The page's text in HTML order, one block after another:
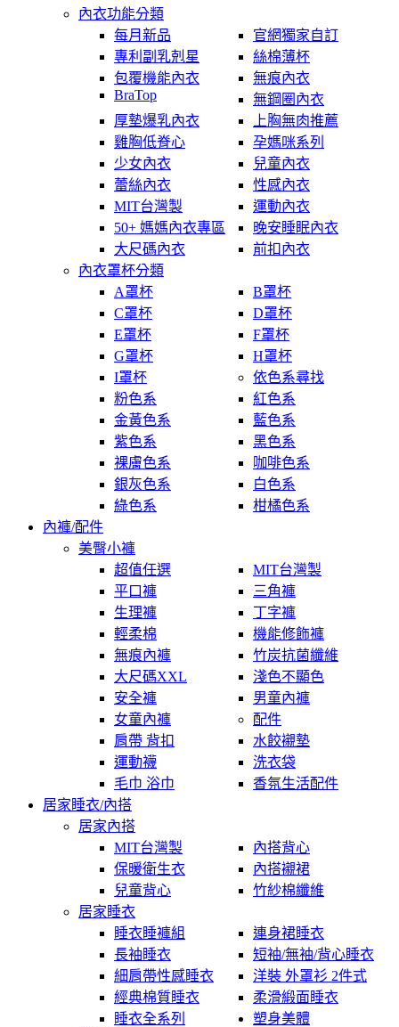
內衣功能分類
每月新品
官網獨家自訂
專利副乳剋星
絲棉薄杯
包覆機能內衣
無痕內衣
BraTop
無鋼圈內衣
厚墊爆乳內衣
上胸無肉推薦
雞胸低脊心
孕媽咪系列
少女內衣
兒童內衣
蕾絲內衣
性感內衣
MIT台灣製
運動內衣
50+ 媽媽內衣專區
晚安睡眠內衣
大尺碼內衣
前扣內衣
內衣罩杯分類
A罩杯
B罩杯
C罩杯
D罩杯
E罩杯
F罩杯
G罩杯
H罩杯
I罩杯
依色系尋找
粉色系
紅色系
金黃色系
藍色系
紫色系
黑色系
裸膚色系
咖啡色系
銀灰色系
白色系
綠色系
柑橘色系
內褲/配件
美臀小褲
超值任選
MIT台灣製
平口褲
三角褲
生理褲
丁字褲
輕柔棉
機能修飾褲
無痕內褲
竹炭抗菌纖維
大尺碼XXL
淺色不顯色
安全褲
男童內褲
女童內褲
配件
肩帶 背扣
水餃襯墊
運動襪
洗衣袋
毛巾 浴巾
香氛生活配件
居家睡衣/內搭
居家內搭
MIT台灣製
內搭背心
保暖衛生衣
內搭襯裙
兒童背心
竹紗棉纖維
居家睡衣
睡衣睡褲組
連身裙睡衣
長袖睡衣
短袖/無袖/背心睡衣
細肩帶性感睡衣
洋裝 外罩衫 2件式
經典棉質睡衣
柔滑緞面睡衣
睡衣全系列
塑身美體